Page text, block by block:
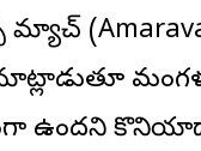
మ్యాచ్‌
ఉందని